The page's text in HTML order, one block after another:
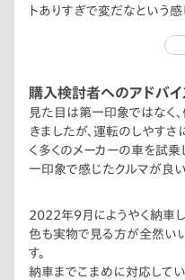
トありすぎで変だなという
さと、ディーラー担当の方の
購入検討者へのアドバイ
見た目は第一印象ではなく
きましたが、運転のしやす
く多くのメーカーの車を試乗
一印象で感じたクルマが良い
2022年9月にようやく納車
色も実物で見る方が全然い
す。
納車までこまめに対応して